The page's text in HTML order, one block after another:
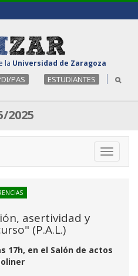
la Universidad de Zaragoza
PAS ESTUDIANTES
2025
Toggle
asertividad y
(P.A.L.)
17h, en el Salón de actos